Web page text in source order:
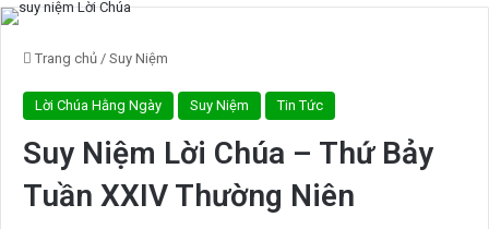
Trang chủ / Suy Niệm
Lời Chúa Hằng Ngày Suy Niệm Tin Tức
Suy Niệm Lời Chúa – Thứ Bảy
Tuần XXIV Thường Niên